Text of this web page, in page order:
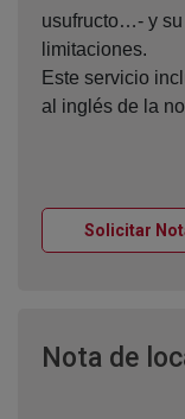
usufructo…- y
limitaciones.
Este servicio
al inglés de la
Solicitar
Nota de